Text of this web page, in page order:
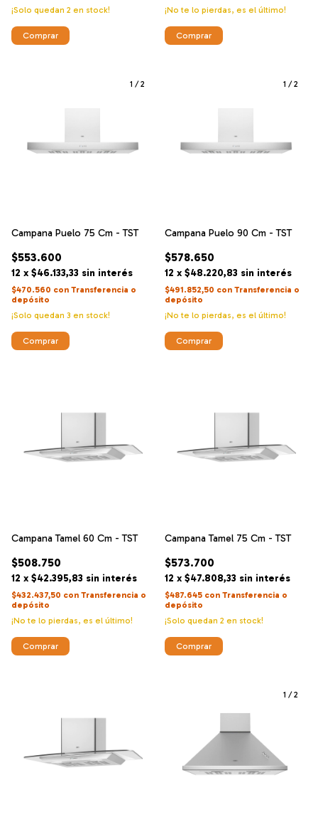
¡Solo quedan 2 en stock!
¡No te lo pierdas, es el último!
1 /2
Campana Puelo 75 Cm - TST
$553.600
12 x $46.133,33 sin interés
$470.560 con Transferencia o
depósito
¡Solo quedan 3 en stock!
1 /2
Campana Puelo 90 Cm - TST
$578.650
12 x $48.220,83 sin interés
$491.852,50 con Transferencia o
depósito
¡No te lo pierdas, es el último!
Campana Tamel 60 Cm - TST
$508.750
12 x $42.395,83 sin interés
$432.437,50 con Transferencia o
depósito
¡No te lo pierdas, es el último!
Campana Tamel 75 Cm - TST
$573.700
12 x $47.808,33 sin interés
$487.645 con Transferencia o
depósito
¡Solo quedan 2 en stock!
1 /2